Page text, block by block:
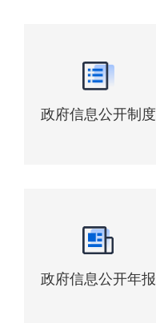
政府信息公开制度
政府信息公开年报